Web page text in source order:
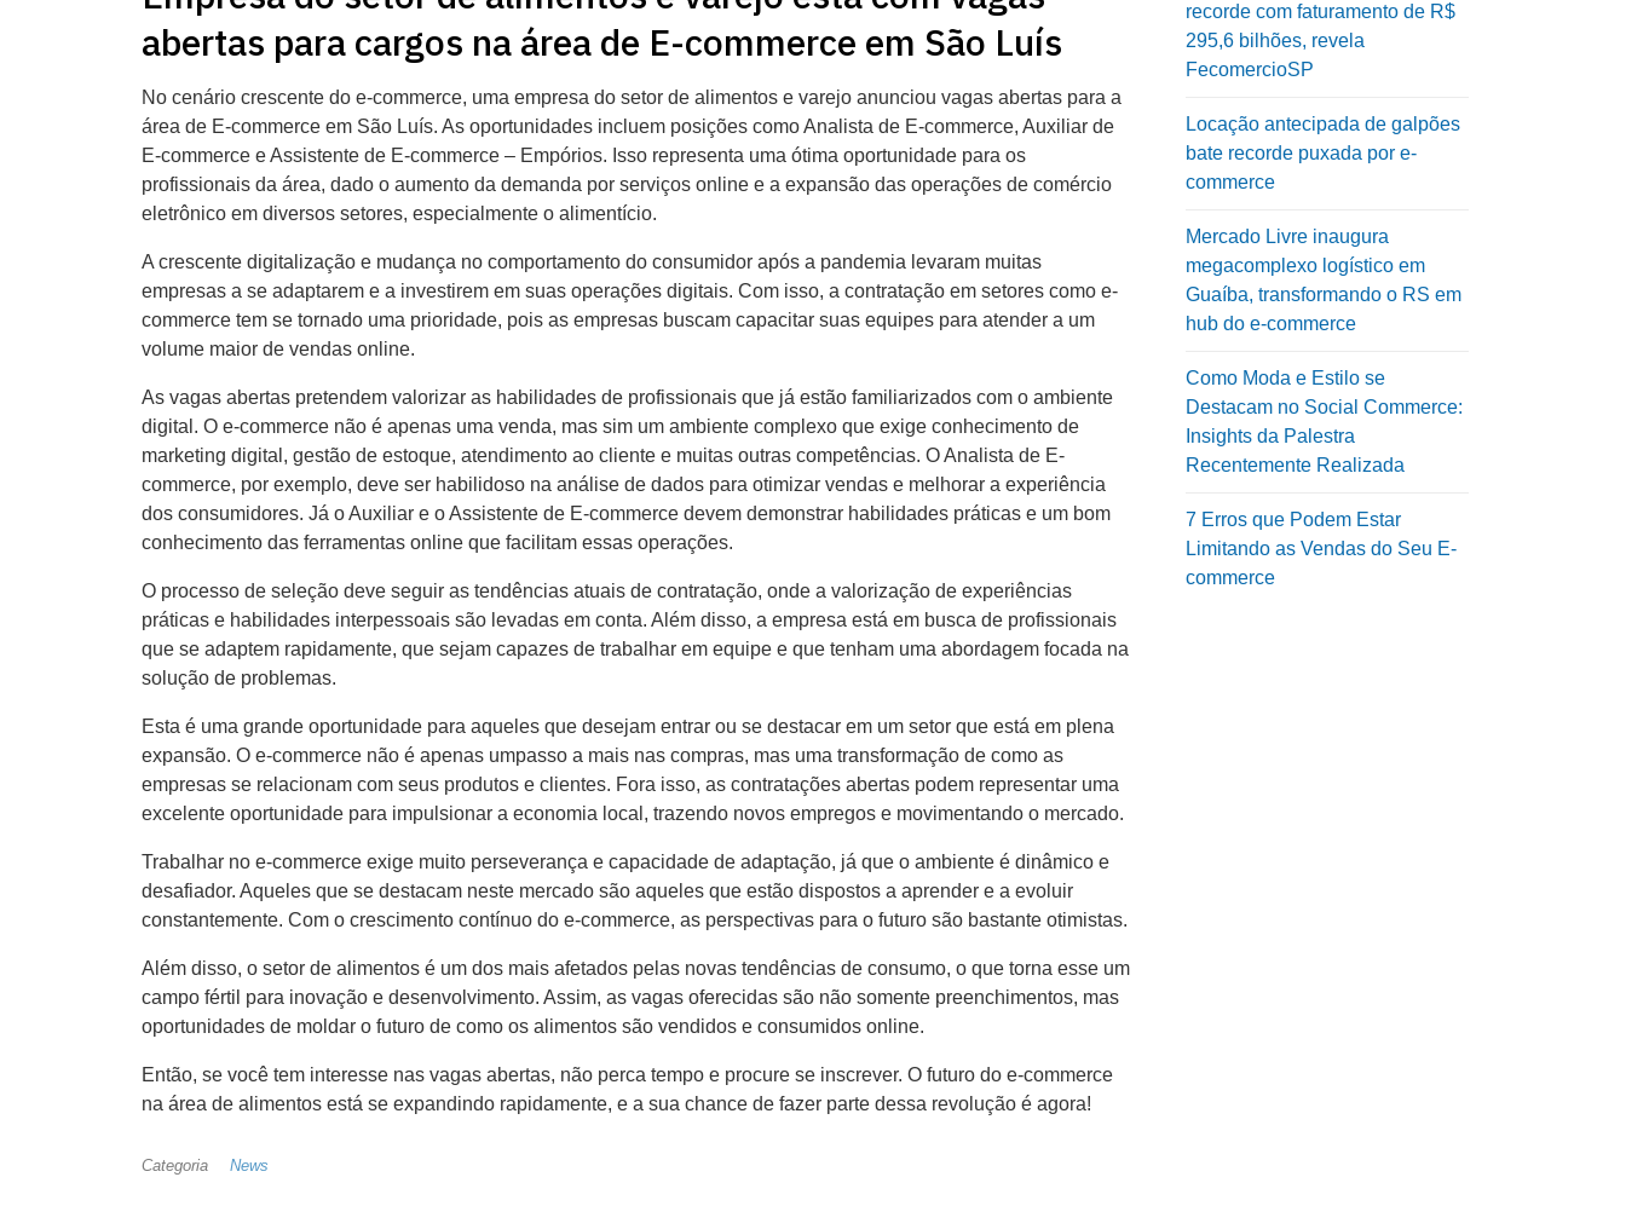
abertas para cargos na área de E-commerce em São Luís
No cenário crescente do e-commerce, uma empresa do setor de alimentos e varejo anunciou vagas abertas para a
área de E-commerce em São Luís. As oportunidades incluem posições como Analista de E-commerce, Auxiliar de
E-commerce e Assistente de E-commerce – Empórios. Isso representa uma ótima oportunidade para os
profissionais da área, dado o aumento da demanda por serviços online e a expansão das operações de comércio
eletrônico em diversos setores, especialmente o alimentício.
A crescente digitalização e mudança no comportamento do consumidor após a pandemia levaram muitas
empresas a se adaptarem e a investirem em suas operações digitais. Com isso, a contratação em setores como e-
commerce tem se tornado uma prioridade, pois as empresas buscam capacitar suas equipes para atender a um
volume maior de vendas online.
As vagas abertas pretendem valorizar as habilidades de profissionais que já estão familiarizados com o ambiente
digital. O e-commerce não é apenas uma venda, mas sim um ambiente complexo que exige conhecimento de
marketing digital, gestão de estoque, atendimento ao cliente e muitas outras competências. O Analista de E-
commerce, por exemplo, deve ser habilidoso na análise de dados para otimizar vendas e melhorar a experiência
dos consumidores. Já o Auxiliar e o Assistente de E-commerce devem demonstrar habilidades práticas e um bom
conhecimento das ferramentas online que facilitam essas operações.
O processo de seleção deve seguir as tendências atuais de contratação, onde a valorização de experiências
práticas e habilidades interpessoais são levadas em conta. Além disso, a empresa está em busca de profissionais
que se adaptem rapidamente, que sejam capazes de trabalhar em equipe e que tenham uma abordagem focada na
solução de problemas.
Esta é uma grande oportunidade para aqueles que desejam entrar ou se destacar em um setor que está em plena
expansão. O e-commerce não é apenas umpasso a mais nas compras, mas uma transformação de como as
empresas se relacionam com seus produtos e clientes. Fora isso, as contratações abertas podem representar uma
excelente oportunidade para impulsionar a economia local, trazendo novos empregos e movimentando o mercado.
Trabalhar no e-commerce exige muito perseverança e capacidade de adaptação, já que o ambiente é dinâmico e
desafiador. Aqueles que se destacam neste mercado são aqueles que estão dispostos a aprender e a evoluir
constantemente. Com o crescimento contínuo do e-commerce, as perspectivas para o futuro são bastante otimistas.
Além disso, o setor de alimentos é um dos mais afetados pelas novas tendências de consumo, o que torna esse um
campo fértil para inovação e desenvolvimento. Assim, as vagas oferecidas são não somente preenchimentos, mas
oportunidades de moldar o futuro de como os alimentos são vendidos e consumidos online.
Então, se você tem interesse nas vagas abertas, não perca tempo e procure se inscrever. O futuro do e-commerce
na área de alimentos está se expandindo rapidamente, e a sua chance de fazer parte dessa revolução é agora!
Categoria News
recorde com faturamento de R$
295,6 bilhões, revela
FecomercioSP
Locação antecipada de galpões
bate recorde puxada por e-
commerce
Mercado Livre inaugura
megacomplexo logístico em
Guaíba, transformando o RS em
hub do e-commerce
Como Moda e Estilo se
Destacam no Social Commerce:
Insights da Palestra
Recentemente Realizada
7 Erros que Podem Estar
Limitando as Vendas do Seu E-
commerce